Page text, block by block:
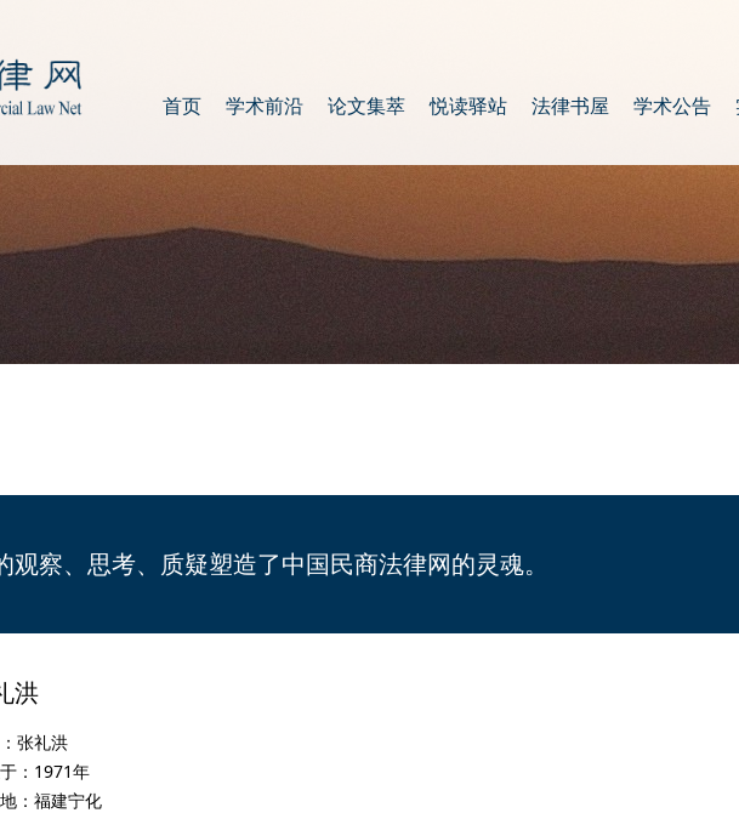
首页 学术前沿 论文集萃 悦读驿站 法律书屋 学术公告
察、思考、质疑塑造了中国民商法律网的灵魂。
洪
张礼洪
：1971年
：福建宁化